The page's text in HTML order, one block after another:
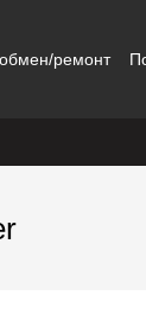
ремонт